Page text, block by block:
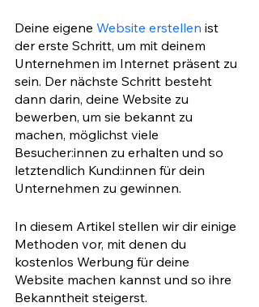
Deine eigene Website erstellen ist
der erste Schritt, um mit deinem
Unternehmen im Internet präsent zu
sein. Der nächste Schritt besteht
dann darin, deine Website zu
bewerben, um sie bekannt zu
machen, möglichst viele
Besucher:innen zu erhalten und so
letztendlich Kund:innen für dein
Unternehmen zu gewinnen.
In diesem Artikel stellen wir dir einige
Methoden vor, mit denen du
kostenlos Werbung für deine
Website machen kannst und so ihre
Bekanntheit steigerst.